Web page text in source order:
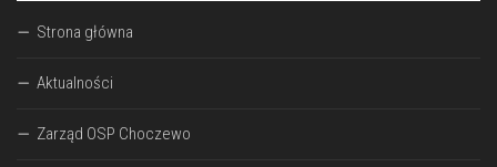
Strona główna
Aktualności
Zarząd OSP Choczewo